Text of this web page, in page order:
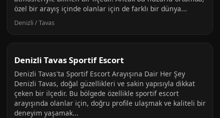
özel bir arayış içinde olanlar için de farklı bir dünya...
Denizli / Tavas
Denizli Tavas Sportif Escort
Denizli Tavas'ta Sportif Escort Arayışına Dair Her Şey
Denizli Tavas, doğal güzellikleri ve sakin yapısıyla dikkat
çeken bir ilçedir. Bu bölgede özellikle sportif escort
arayışında olanlar için, doğru profile ulaşmak ve kaliteli bir
deneyim yaşamak...